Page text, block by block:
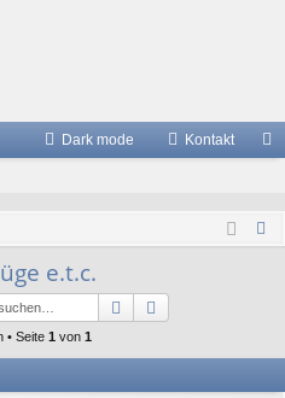
Dark mode Kontakt
el
e.t.c.
Suche
• Seite 1 von 1